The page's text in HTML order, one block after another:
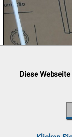
08.08:
09.08:
Lieferung:Abholung,
(⛟
Diese